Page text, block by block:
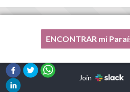
Una de mis pasiones no está
ENCONTRAR mi
Join